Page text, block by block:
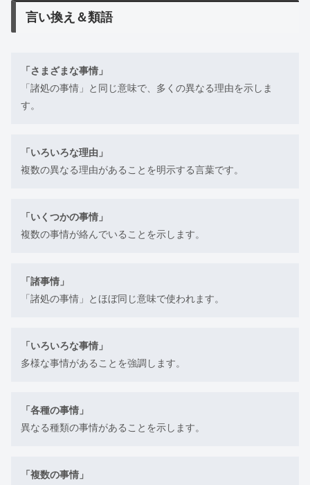
言い換え＆類語
「さまざまな事情」
「諸処の事情」と同じ意味で、多くの異なる理由を示しま
す。
「いろいろな理由」
複数の異なる理由があることを明示する言葉です。
「いくつかの事情」
複数の事情が絡んでいることを示します。
「諸事情」
「諸処の事情」とほぼ同じ意味で使われます。
「いろいろな事情」
多様な事情があることを強調します。
「各種の事情」
異なる種類の事情があることを示します。
「複数の事情」